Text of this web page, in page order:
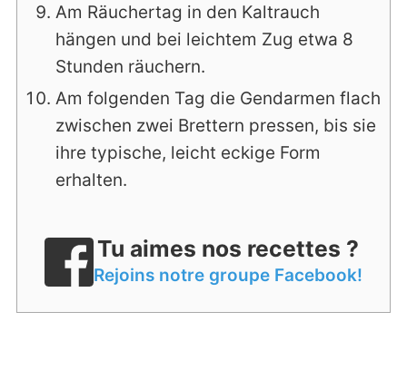
Am Räuchertag in den Kaltrauch
hängen und bei leichtem Zug etwa 8
Stunden räuchern.
Am folgenden Tag die Gendarmen flach
zwischen zwei Brettern pressen, bis sie
ihre typische, leicht eckige Form
erhalten.
Tu aimes nos recettes ?
Rejoins notre groupe Facebook!